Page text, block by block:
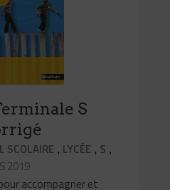
S
SCOLAIRE , LYCÉE , S ,
2019
accompagner et